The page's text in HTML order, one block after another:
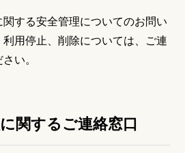
する安全管理についてのお問い
用停止、削除については、ご連
い。
関するご連絡窓口